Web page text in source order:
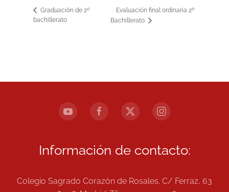
Graduación de 2º
bachillerato
Evaluación final ordinaria 2º
Bachillerato
Información de contacto:
Colegio Sagrado Corazón de Rosales. C/ Ferraz, 63